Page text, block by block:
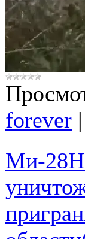
forever
Ми-